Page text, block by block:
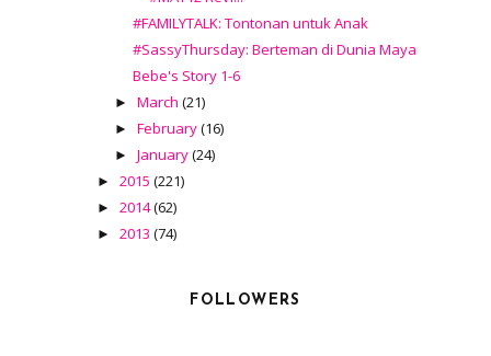
#FAMILYTALK: Tontonan untuk Anak
#SassyThursday: Berteman di Dunia Maya
Bebe's Story 1-6
► March (21)
► February(16)
► January(24)
►2015(221)
►2014(62)
►2013(74)
FOLLOWERS